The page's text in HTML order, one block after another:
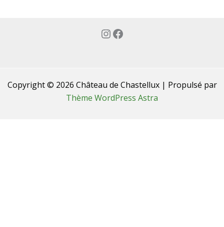
Instagram
Facebook
Copyright © 2026 Château de Chastellux | Propulsé par
Thème WordPress Astra